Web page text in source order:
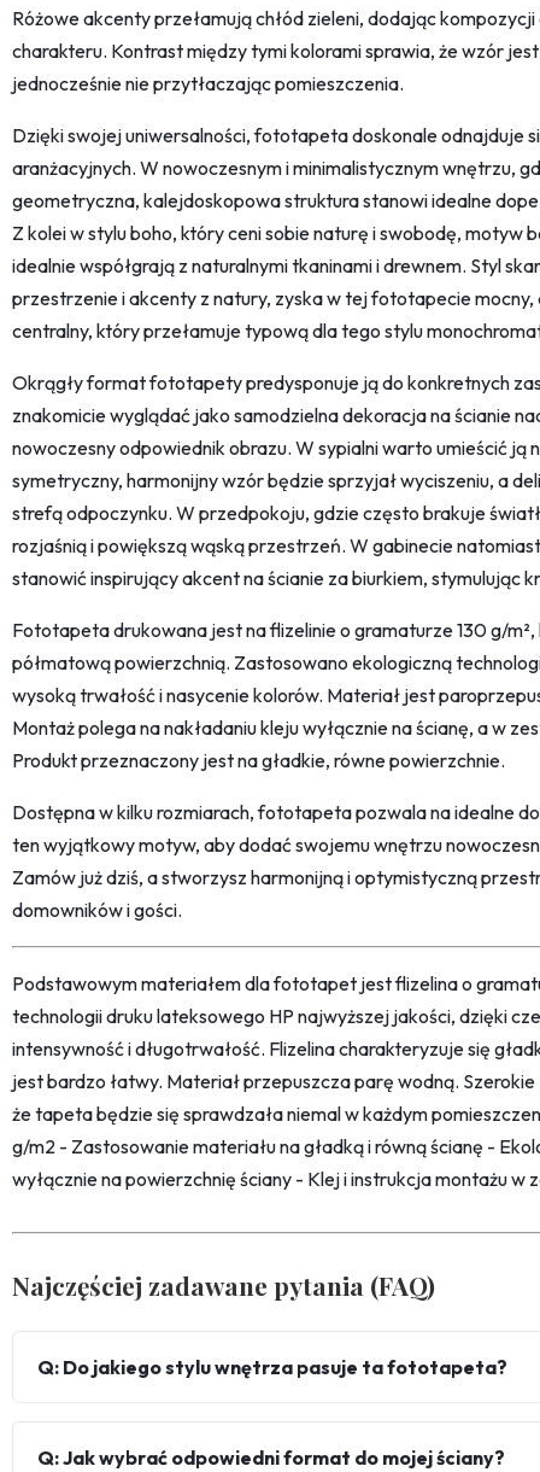
Różowe akcenty przełamują chłód zieleni, dodając
charakteru. Kontrast między tymi kolorami sprawia, że wzór
jednocześnie nie przytłaczając pomieszczenia.
Dzięki swojej uniwersalności, fototapeta doskonale odnajduje
aranżacyjnych. W nowoczesnym i minimalistycznym wnętrzu,
geometryczna, kalejdoskopowa struktura stanowi idealne
Z kolei w stylu boho, który ceni sobie naturę i swobodę, motyw
idealnie współgrają z naturalnymi tkaninami i drewnem. Styl
przestrzenie i akcenty z natury, zyska w tej fototapecie
centralny, który przełamuje typową dla tego stylu
Okrągły format fototapety predysponuje ją do konkretnych
znakomicie wyglądać jako samodzielna dekoracja na ścianie
nowoczesny odpowiednik obrazu. W sypialni warto umieścić ją
symetryczny, harmonijny wzór będzie sprzyjał wyciszeniu, a
strefą odpoczynku. W przedpokoju, gdzie często brakuje
rozjaśnią i powiększą wąską przestrzeń. W gabinecie
stanowić inspirujący akcent na ścianie za biurkiem, stymulując
Fototapeta drukowana jest na flizelinie o gramaturze 130 g/
półmatową powierzchnią. Zastosowano ekologiczną
wysoką trwałość i nasycenie kolorów. Materiał jest
Montaż polega na nakładaniu kleju wyłącznie na ścianę, a w
Produkt przeznaczony jest na gładkie, równe powierzchnie.
Dostępna w kilku rozmiarach, fototapeta pozwala na idealne
ten wyjątkowy motyw, aby dodać swojemu wnętrzu
Zamów już dziś, a stworzysz harmonijną i optymistyczną
domowników i gości.
Podstawowym materiałem dla fototapet jest flizelina o
technologii druku lateksowego HP najwyższej jakości, dzięki
intensywność i długotrwałość. Flizelina charakteryzuje się
jest bardzo łatwy. Materiał przepuszcza parę wodną.
że tapeta będzie się sprawdzała niemal w każdym
g/m2 - Zastosowanie materiału na gładką i równą ścianę -
wyłącznie na powierzchnię ściany - Klej i instrukcja montażu w
Najczęściej zadawane pytania (FAQ)
Q: Do jakiego stylu wnętrza pasuje ta fototapeta?
Q: Jak wybrać odpowiedni format do mojej ściany?